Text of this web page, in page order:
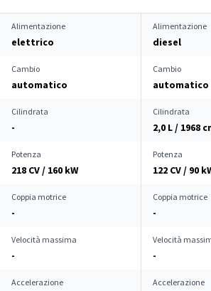
Alimentazione
elettrico
Alimentazione
diesel
Cambio
automatico
Cambio
automatico
Cilindrata
-
Cilindrata
2,0 L / 1968
Potenza
218 CV / 160 kW
Potenza
122 CV / 90
Coppia motrice
-
Coppia motrice
-
Velocità massima
-
Velocità
-
Accelerazione Accelerazione